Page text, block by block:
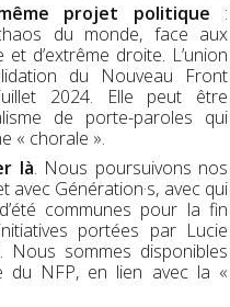
projet politique :
du monde, face aux
d’extrême droite. L’union
du Nouveau Front
2024. Elle peut être
de porte-paroles qui
« chorale ».
là. Nous poursuivons nos
avec Génération·s, avec qui
communes pour la fin
portées par Lucie
Nous sommes disponibles
du NFP, en lien avec la «